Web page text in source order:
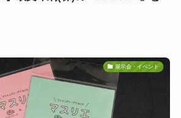
展示会・イベント